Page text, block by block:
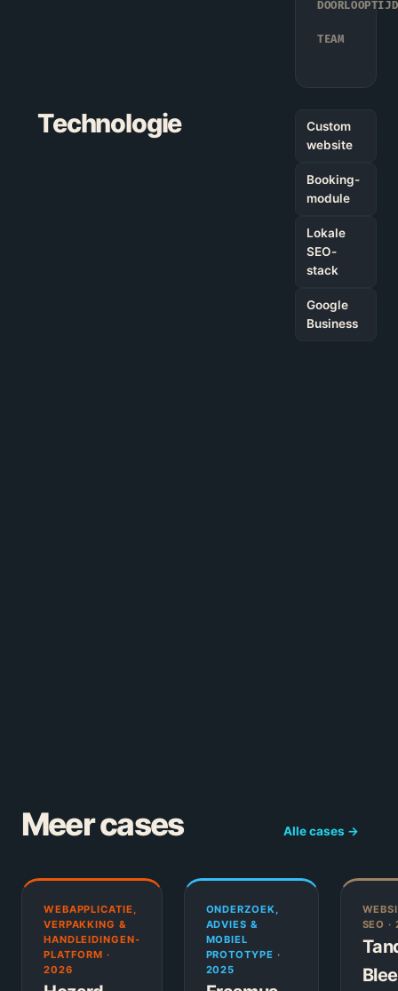
DOORLOOPTIJD
TEAM
Technologie
Custom
website
Booking-
module
Lokale
SEO-
stack
Google
Business
Meer cases Alle cases →
WEBAPPLICATIE,
VERPAKKING &
HANDLEIDINGEN-
PLATFORM ·
2026
ONDERZOEK,
ADVIES &
MOBIEL
PROTOTYPE ·
2025
SEO ·